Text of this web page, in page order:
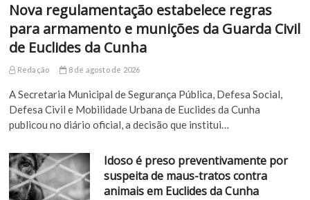
Nova regulamentação estabelece regras
para armamento e munições da Guarda Civil
de Euclides da Cunha
Redação 8 de agosto de 2026
A Secretaria Municipal de Segurança Pública, Defesa Social,
Defesa Civil e Mobilidade Urbana de Euclides da Cunha
publicou no diário oficial, a decisão que institui…
Idoso é preso preventivamente por
suspeita de maus-tratos contra
animais em Euclides da Cunha